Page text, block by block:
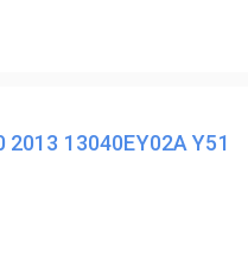
13040EY02A Y51